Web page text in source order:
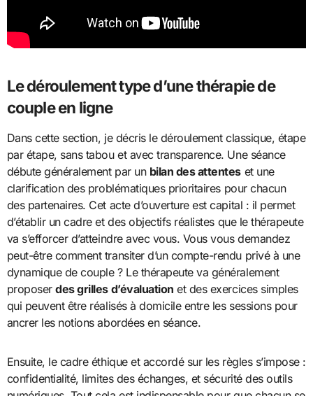
Le déroulement type d’une thérapie de
couple en ligne
Dans cette section, je décris le déroulement classique, étape
par étape, sans tabou et avec transparence. Une séance
débute généralement par un bilan des attentes et une
clarification des problématiques prioritaires pour chacun
des partenaires. Cet acte d’ouverture est capital : il permet
d’établir un cadre et des objectifs réalistes que le thérapeute
va s’efforcer d’atteindre avec vous. Vous vous demandez
peut-être comment transiter d’un compte-rendu privé à une
dynamique de couple ? Le thérapeute va généralement
proposerdes grilles d’évaluation et des exercices simples
qui peuvent être réalisés à domicile entre les sessions pour
ancrer les notions abordées en séance.
Ensuite, le cadre éthique et accordé sur les règles s’impose :
confidentialité, limites des échanges, et sécurité des outils